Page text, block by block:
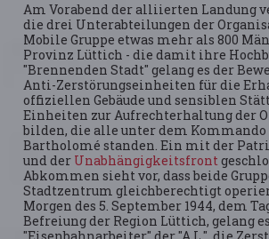
Am Vorabend der alliierten Landung
die drei Unterabteilungen der
Mobile Gruppe etwas mehr als 800
Provinz Lüttich - die damit ihre
"Brennenden Stadt" gelang es der
Anti-Zerstörungseinheiten für die
offiziellen Gebäude und sensiblen
Einheiten zur Aufrechterhaltung der
bilden, die alle unter dem Kommando
Bartholomé standen. Ein mit der
und der Unabhängigkeitsfront
Abkommen sieht vor, dass beide
Stadtzentrum gleichberechtigt
Morgen des 5. September 1944, dem
Befreiung der Region Lüttich, gelang